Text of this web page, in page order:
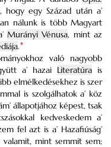
egy Század után a’
nálunk is több Magyart
Murányi Vénusa, mint az
.*
való nagyobb
a’ hazai Literatúra is
elmélkedésekhez is szer
is szolgálhatok a’ köz
állapotjához képest, tsak
kedveskedem a’
fel azt is a’ Hazafiúság’
mint semmit sem;